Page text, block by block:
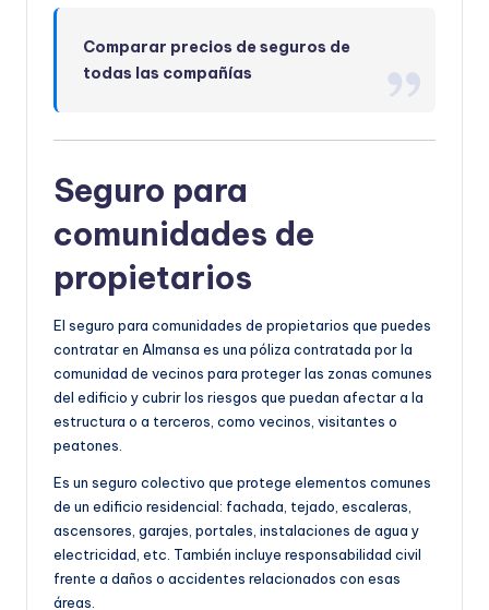
Comparar precios de seguros de
todas las compañías
Seguro para
comunidades de
propietarios
El seguro para comunidades de propietarios que puedes
contratar en Almansa es una póliza contratada por la
comunidad de vecinos para proteger las zonas comunes
del edificio y cubrir los riesgos que puedan afectar a la
estructura o a terceros, como vecinos, visitantes o
peatones.
Es un seguro colectivo que protege elementos comunes
de un edificio residencial: fachada, tejado, escaleras,
ascensores, garajes, portales, instalaciones de agua y
electricidad, etc. También incluye responsabilidad civil
frente a daños o accidentes relacionados con esas
áreas.